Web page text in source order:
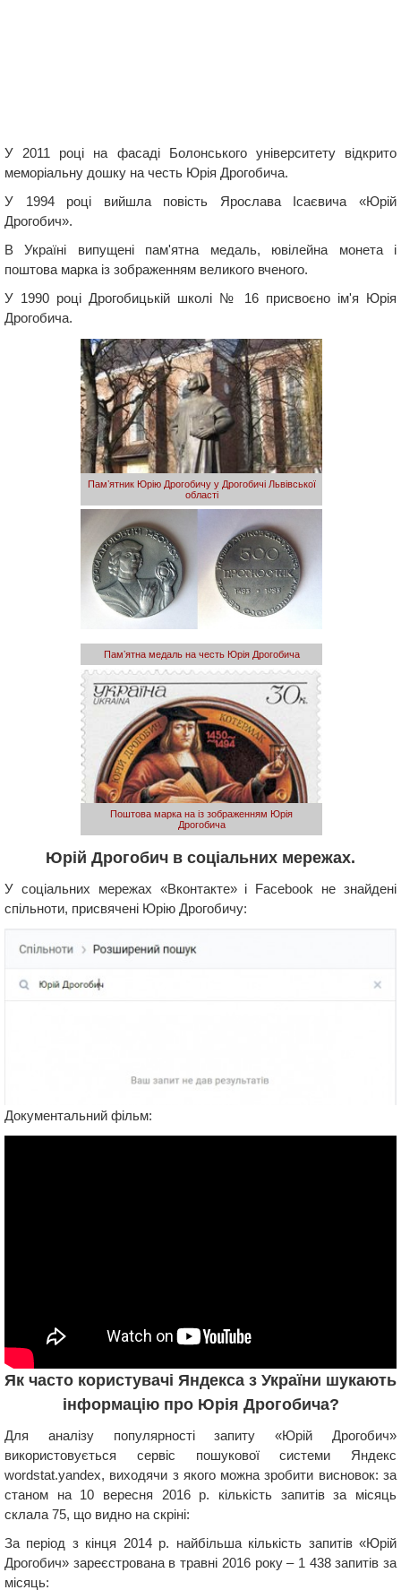
У 2011 році на фасаді Болонського університету відкрито
меморіальну дошку на честь Юрія Дрогобича.
У 1994 році вийшла повість Ярослава Ісаєвича «Юрій
Дрогобич».
В Україні випущені пам'ятна медаль, ювілейна монета і
поштова марка із зображенням великого вченого.
У 1990 році Дрогобицькій школі № 16 присвоєно ім'я Юрія
Дрогобича.
Памʼятник Юрію Дрогобичу у Дрогобичі Львівської
області
Памʼятна медаль на честь Юрія Дрогобича
Поштова марка на із зображенням Юрія
Дрогобича
Юрій Дрогобич в соціальних мережах.
У соціальних мережах «Вконтакте» і Facebook не знайдені
спільноти, присвячені Юрію Дрогобичу:
Документальний фільм:
Як часто користувачі Яндекса з України шукають
інформацію про Юрія Дрогобича?
Для аналізу популярності запиту «Юрій Дрогобич»
використовується сервіс пошукової системи Яндекс
wordstat.yandex, виходячи з якого можна зробити висновок: за
станом на 10 вересня 2016 р. кількість запитів за місяць
склала 75, що видно на скріні:
За період з кінця 2014 р. найбільша кількість запитів «Юрій
Дрогобич» зареєстрована в травні 2016 року – 1 438 запитів за
місяць: